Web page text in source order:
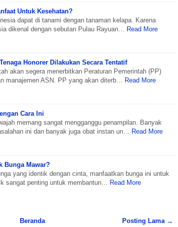
Untuk Kesehatan?
dapat di tanami dengan tanaman kelapa. Karena
dikenal dengan sebutan Pulau Rayuan…
Read More
Honorer Dilakukan Secara Tentatif
akan segera menerbitkan Peraturan Pemerintah (PP)
manajemen ASN. PP yang akan diterb…
Read More
Cara Ini
memang sangat mengganggu penampilan. Banyak
ini dan banyak juga obat instan un…
Read More
Bunga Mawar?
yang identik dengan cinta, manfaatkan bunga ini untuk
sangat penting untuk membantun…
Read More
Posting Lama →
Beranda